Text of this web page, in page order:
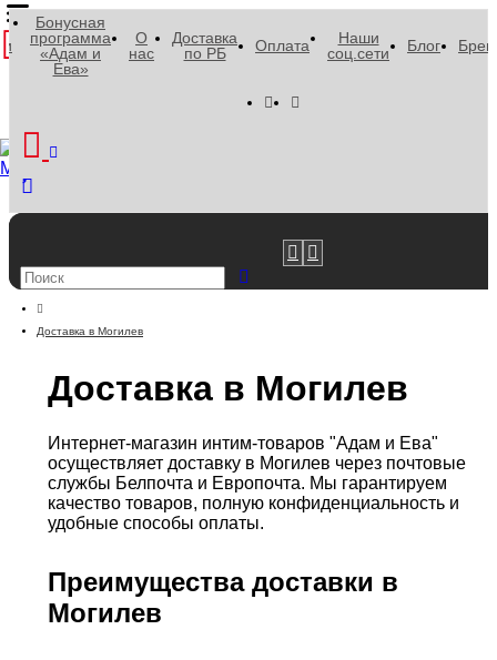
Бонусная
программа
«Адам и
Ева»
О
нас
Доставка
по РБ
Оплата
Наши
соц.сети
Блог
Телефоны
Поиск
Доставка в Могилев
Доставка в Могилев
Интернет-магазин интим-товаров "Адам и Ева"
осуществляет доставку в Могилев через почтовые
службы Белпочта и Европочта. Мы гарантируем
качество товаров, полную конфиденциальность и
удобные способы оплаты.
Преимущества доставки в
Могилев